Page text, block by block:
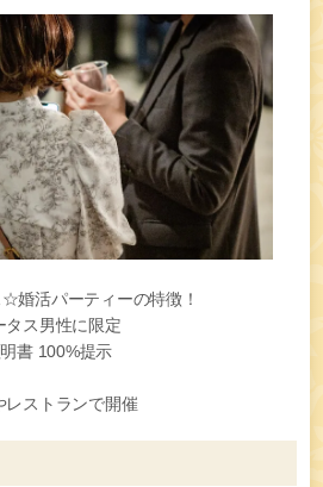
婚活パーティーの特徴！
ス男性に限定
書 100%提示
ストランで開催